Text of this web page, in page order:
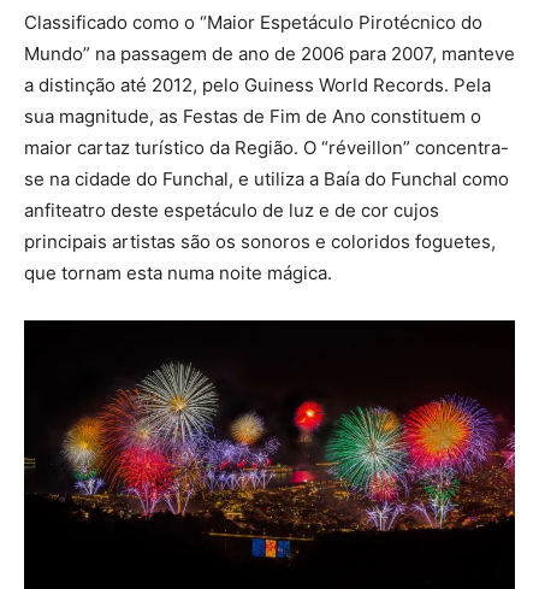
Classificado como o “Maior Espetáculo Pirotécnico do
Mundo” na passagem de ano de 2006 para 2007, manteve
a distinção até 2012, pelo Guiness World Records. Pela
sua magnitude, as Festas de Fim de Ano constituem o
maior cartaz turístico da Região. O “réveillon” concentra-
se na cidade do Funchal, e utiliza a Baía do Funchal como
anfiteatro deste espetáculo de luz e de cor cujos
principais artistas são os sonoros e coloridos foguetes,
que tornam esta numa noite mágica.